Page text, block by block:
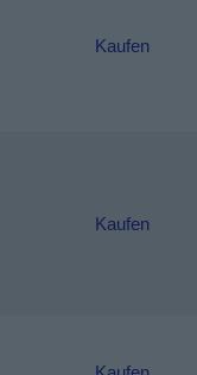
Kaufen
Kaufen